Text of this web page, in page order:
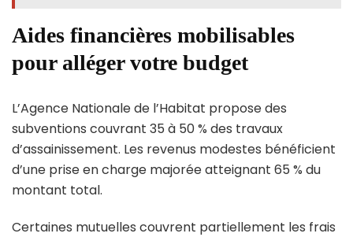
Aides financières mobilisables
pour alléger votre budget
L’Agence Nationale de l’Habitat propose des
subventions couvrant 35 à 50 % des travaux
d’assainissement. Les revenus modestes bénéficient
d’une prise en charge majorée atteignant 65 % du
montant total.
Certaines mutuelles couvrent partiellement les frais